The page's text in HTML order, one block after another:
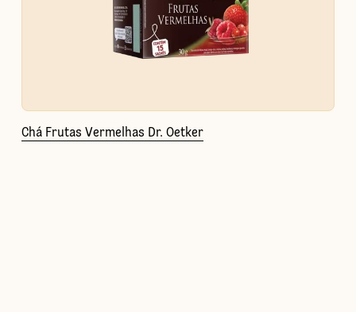
Chá Frutas Vermelhas Dr. Oetker